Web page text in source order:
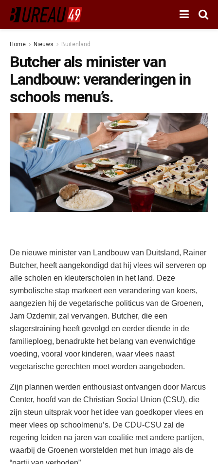
Home Nieuws Buitenland
Butcher als minister van
Landbouw: veranderingen in
schools menu’s.
De nieuwe minister van Landbouw van Duitsland, Rainer
Butcher, heeft aangekondigd dat hij vlees wil serveren op
alle scholen en kleuterscholen in het land. Deze
symbolische stap markeert een verandering van koers,
aangezien hij de vegetarische politicus van de Groenen,
Jam Ozdemir, zal vervangen. Butcher, die een
slagerstraining heeft gevolgd en eerder diende in de
familieploeg, benadrukte het belang van evenwichtige
voeding, vooral voor kinderen, waar vlees naast
vegetarische gerechten moet worden aangeboden.
Zijn plannen werden enthousiast ontvangen door Marcus
Center, hoofd van de Christian Social Union (CSU), die
zijn steun uitsprak voor het idee van goedkoper vlees en
meer vlees op schoolmenu’s. De CDU-CSU zal de
regering leiden na jaren van coalitie met andere partijen,
waarbij de Groenen worstelden met hun imago als de